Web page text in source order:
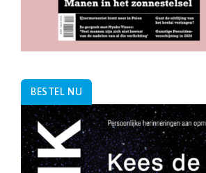
BESTEL NU